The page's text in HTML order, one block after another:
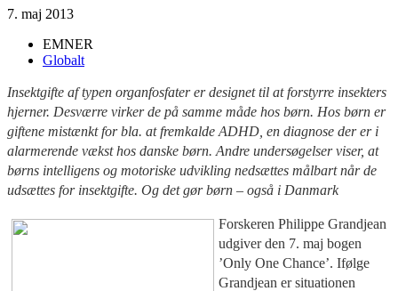
7. maj 2013
EMNER
Globalt
Insektgifte af typen organfosfater er designet til at forstyrre insekters
hjerner. Desværre virker de på samme måde hos børn. Hos børn er
giftene mistænkt for bla. at fremkalde ADHD, en diagnose der er i
alarmerende vækst hos danske børn. Andre undersøgelser viser, at
børns intelligens og motoriske udvikling nedsættes målbart når de
udsættes for insektgifte. Og det gør børn – også i Danmark
Forskeren Philippe Grandjean
udgiver den 7. maj bogen
’Only One Chance’. Ifølge
Grandjean er situationen